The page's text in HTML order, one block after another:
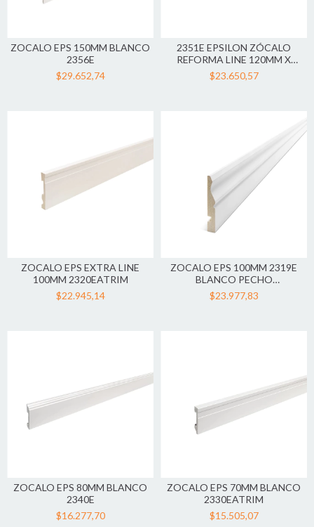
ZOCALO EPS 150MM BLANCO
2356E
$29.652,74
2351E EPSILON ZÓCALO
REFORMA LINE 120MM X
20MM X 2
$23.650,57
ZOCALO EPS EXTRA LINE
100MM 2320EATRIM
$22.945,14
ZOCALO EPS 100MM 2319E
BLANCO PECHO
PALOMAATRIM
$23.977,83
ZOCALO EPS 80MM BLANCO
2340E
$16.277,70
ZOCALO EPS 70MM BLANCO
2330EATRIM
$15.505,07